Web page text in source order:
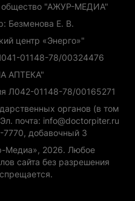
общество "АЖУР-МЕДИА"
Безменова Е. В.
центр «Энерго»"
01148-78/00324476
АПТЕКА"
Л042-01148-78/00165271
органов (в том
почта: info@doctorpiter.ru
7770, добавочный 3
Медиа», 2026. Любое
сайта без разрешения